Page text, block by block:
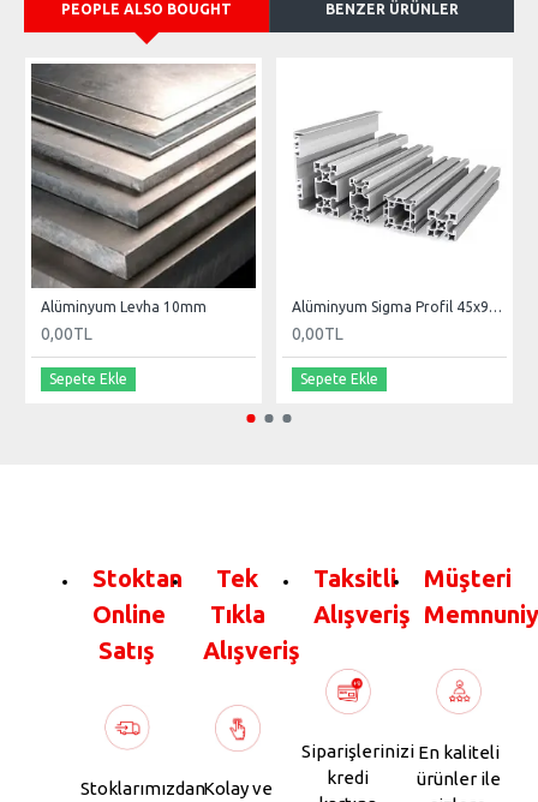
PEOPLE ALSO BOUGHT BENZER ÜRÜNLER
Alüminyum Levha 10mm
0,00TL
Sepete Ekle
Alüminyum Sigma Profil 45x90mm
0,00TL
Sepete Ekle
Stoktan
Online
Satış
Stoklarımızdan
Tek
Tıkla
Alışveriş
Kolay ve
Taksitli
Alışveriş
Siparişlerinizi
kredi
Müşteri
En kaliteli
ürünler ile